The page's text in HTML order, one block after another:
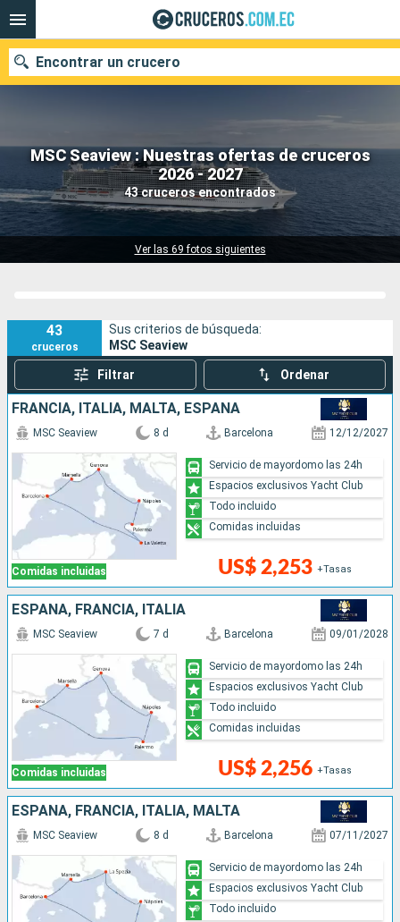
MSC Seaview : Nuestras ofertas de cruceros
2026 - 2027
43 cruceros encontrados
Ver las 69 fotos siguientes
Encontrar un crucero
Nuestros destinos
Fecha de salida
43
cruceros
Sus criterios de búsqueda:
MSC Seaview
Filtrar Ordenar
FRANCIA, ITALIA, MALTA, ESPAÑA
Comidas incluidas
MSC Seaview 8 d Barcelona 12/12/2027
US$ 2,253 +Tasas
Servicio de mayordomo las 24h
Espacios exclusivos Yacht Club
Todo incluido
Comidas incluidas
ESPAÑA, FRANCIA, ITALIA
Comidas incluidas
MSC Seaview 7 d Barcelona 09/01/2028
US$ 2,256 +Tasas
Servicio de mayordomo las 24h
Espacios exclusivos Yacht Club
Todo incluido
Comidas incluidas
ESPAÑA, FRANCIA, ITALIA, MALTA
MSC Seaview 8 d Barcelona 07/11/2027
Servicio de mayordomo las 24h
Espacios exclusivos Yacht Club
Todo incluido